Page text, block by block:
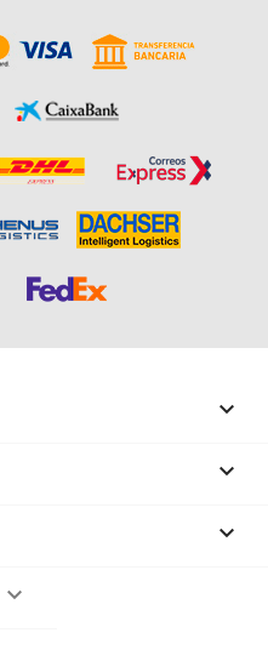



keyboard_arrow_down